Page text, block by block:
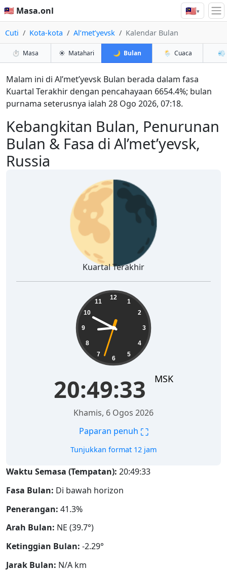
🇲🇾 Masa.onl 🇲🇾▾
Cuti Kota-kota Al’met’yevsk Kalendar Bulan
⏱️ Masa ☀️ Matahari 🌙 Bulan 🌦️ Cuaca 💨
Kebangkitan Bulan, Penurunan
Bulan & Fasa di Al’met’yevsk,
Russia
Malam ini di Al’met’yevsk Bulan berada dalam fasa
Kuartal Terakhir dengan pencahayaan 6654.4%; bulan
purnama seterusnya ialah 28 Ogo 2026, 07:18.
🌗
Kuartal Terakhir
12
1
2
3
4
5
6
7
8
9
10
11
20:49:34 MSK
Khamis, 6 Ogos 2026
Paparan penuh ⛶
Tunjukkan format 12 jam
Waktu Semasa (Tempatan): 20:49:34
Fasa Bulan: Di bawah horizon
Penerangan: 41.3%
Arah Bulan: NE (39.7°)
Ketinggian Bulan: -2.29°
Jarak Bulan: N/A km